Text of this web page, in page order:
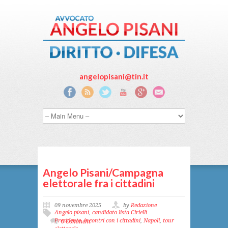
angelopisani@tin.it
Angelo Pisani/Campagna
elettorale fra i cittadini
09 novembre 2025 byRedazione
Angelo pisani, candidato lista Cirielli
Presidente,incontri con i cittadini, Napoli, tour
0 Comment